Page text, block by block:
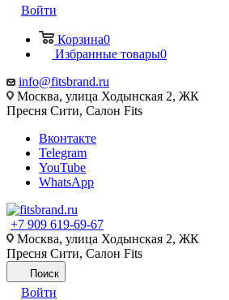
Войти
Корзина0
Избранные товары0
info@fitsbrand.ru
Москва, улица Ходынская 2, ЖК
Пресня Сити, Салон Fits
Вконтакте
Telegram
YouTube
WhatsApp
+7 909 619-69-67
Москва, улица Ходынская 2, ЖК
Пресня Сити, Салон Fits
Поиск
Войти